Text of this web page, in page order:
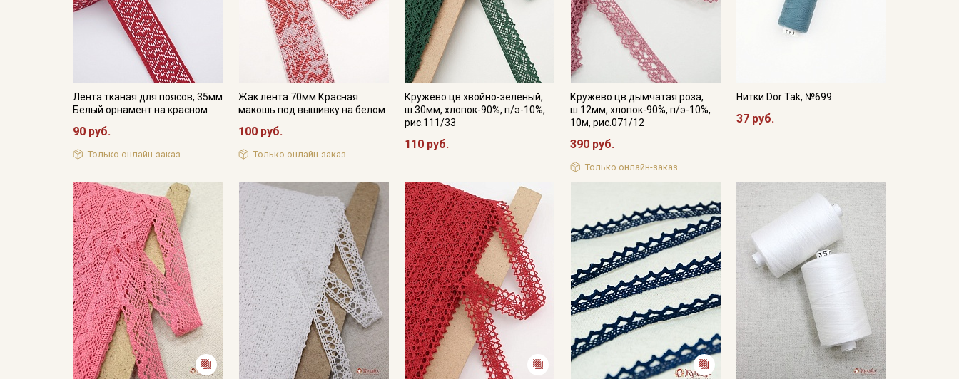
Лента тканая для поясов, 35мм
Белый орнамент на красном
90 руб.
Только онлайн-заказ
Жак.лента 70мм Красная
макошь под вышивку на белом
100 руб.
Только онлайн-заказ
Кружево цв.хвойно-зеленый,
ш.30мм, хлопок-90%, п/э-10%,
рис.111/33
110 руб.
Кружево цв.дымчатая роза,
ш.12мм, хлопок-90%, п/э-10%,
10м, рис.071/12
390 руб.
Только онлайн-заказ
Нитки Dor Tak, №699
37 руб.
Ознакомлен(а) сПолитикой обработки персональных
и даюСогласие на обработку персональных
Согласие на получение рекламных и
информационных рассылок